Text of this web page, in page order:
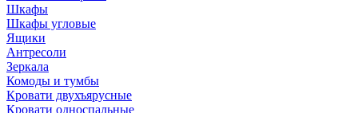
Шкафы
Шкафы угловые
Ящики
Антресоли
Зеркала
Комоды и тумбы
Кровати двухъярусные
Кровати односпальные